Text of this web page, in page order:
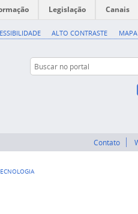
ALTO CONTRASTE
Legislação Canais
Buscar no portal
Contato